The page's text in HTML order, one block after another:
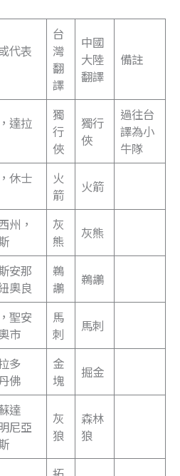
代表
台
灣
翻
譯
中國
大陸
翻譯
備註
達拉
獨
行
俠
獨行
俠
過往台
譯為小
牛隊
休士
火
箭
火箭
州，
灰
熊
灰熊
安那
奧良
鵜
鶘
鵜鶘
聖安
市
馬
刺
馬刺
多
佛
金
塊
掘金
達
尼亞
灰
狼
森林
狼